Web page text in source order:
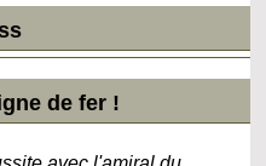
de fer !